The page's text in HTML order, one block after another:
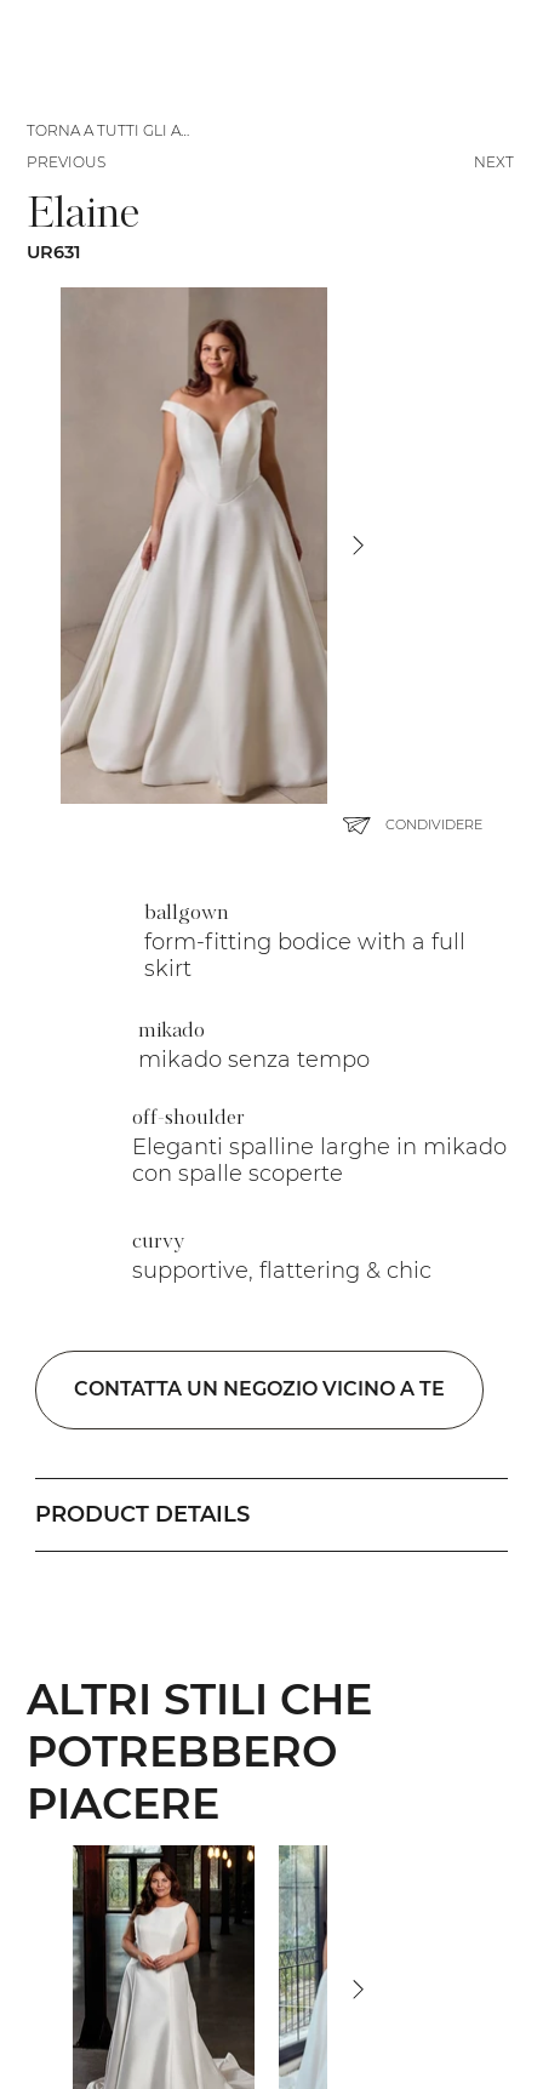
ballgown
form-fitting bodice with a full
skirt
mikado
mikado senza tempo
off-shoulder
Eleganti spalline larghe in mikado
con spalle scoperte
curvy
supportive, flattering & chic
CONTATTA UN NEGOZIO VICINO A TE
Elaine
UR631
CONDIVIDERE
NEXT
TORNA A TUTTI GLI ABITI
PREVIOUS
PRODUCT DETAILS
ALTRI STILI CHE
POTREBBERO
PIACERE